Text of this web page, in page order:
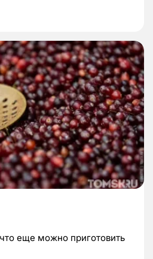
еще можно приготовить